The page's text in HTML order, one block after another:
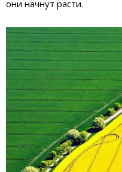
они начнут расти.